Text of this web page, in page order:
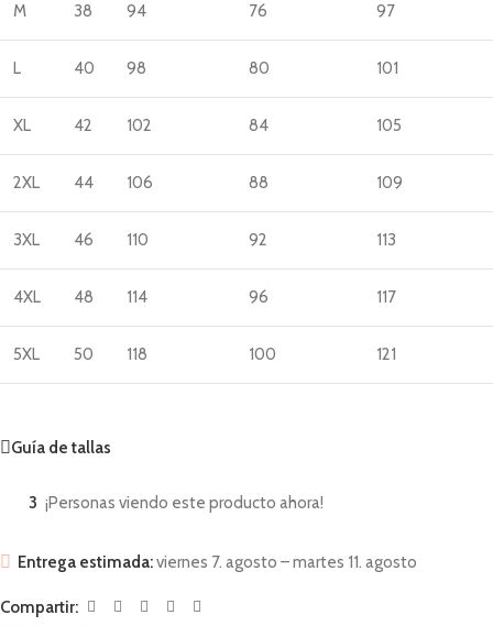
M 38 94 76 97
L 40 98 80 101
XL 42 102 84 105
2XL 44 106 88 109
3XL 46 110 92 113
4XL 48 114 96 117
5XL 50 118 100 121
Guía de tallas
3 ¡Personas viendo este producto ahora!
Entrega estimada:viernes 7. agosto – martes 11. agosto
Compartir: